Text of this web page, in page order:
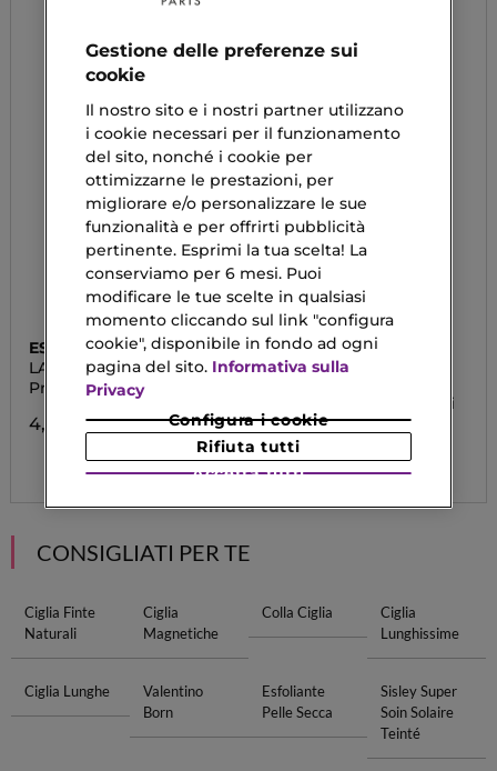
ESSENCE
LASH PRINCESS
Primer Mascara
4,19 €
GUERLAIN
NOIR G BEE PRIMER
Infuso di Miele al 91% di
Origine Naturale
46,90 €
CONSIGLIATI PER TE
Ciglia Finte
Naturali
Ciglia
Magnetiche
Colla Ciglia
Ciglia
Lunghissime
Ciglia Lunghe
Valentino
Born
Esfoliante
Pelle Secca
Sisley Super
Soin Solaire
Teinté
Gestione delle preferenze sui
cookie
Il nostro sito e i nostri partner utilizzano
i cookie necessari per il funzionamento
del sito, nonché i cookie per
ottimizzarne le prestazioni, per
migliorare e/o personalizzare le sue
funzionalità e per offrirti pubblicità
pertinente. Esprimi la tua scelta! La
conserviamo per 6 mesi. Puoi
modificare le tue scelte in qualsiasi
momento cliccando sul link "configura
cookie", disponibile in fondo ad ogni
pagina del sito. Informativa sulla
Privacy
Configura i cookie
Rifiuta tutti
Accetta tutti